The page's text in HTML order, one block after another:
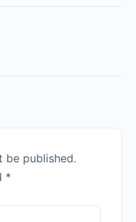
be published.
*